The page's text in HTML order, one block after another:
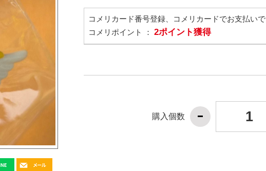
コメリカード番号登録、コメリカードでお支払いで
コメリポイント ： 2ポイント獲得
購入個数